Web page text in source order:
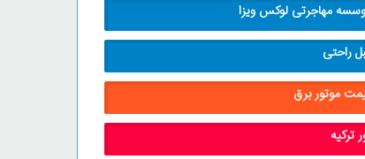
مهاجرتی لوکس ویزا
راحتی
موتور برق
ترکیه